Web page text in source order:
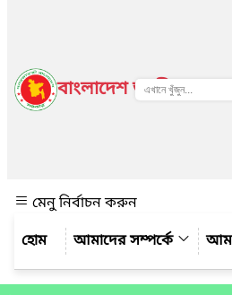
বাংলাদেশ জাতীয় তথ্য
মেনু নির্বাচন করুন
আমাদের সম্পর্কে